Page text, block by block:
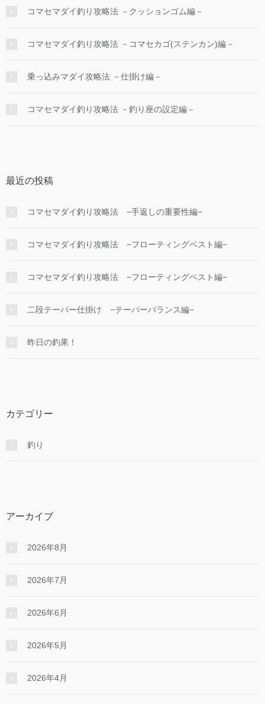
コマセマダイ釣り攻略法 －クッションゴム編－
コマセマダイ釣り攻略法 －コマセカゴ(ステンカン)編－
乗っ込みマダイ攻略法 －仕掛け編－
コマセマダイ釣り攻略法 －釣り座の設定編－
最近の投稿
コマセマダイ釣り攻略法 −手返しの重要性編−
コマセマダイ釣り攻略法 −フローティングベスト編−
コマセマダイ釣り攻略法 −フローティングベスト編−
二段テーパー仕掛け −テーパーバランス編−
昨日の釣果！
カテゴリー
釣り
アーカイブ
2026年8月
2026年7月
2026年6月
2026年5月
2026年4月